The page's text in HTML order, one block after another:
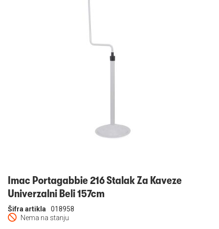
Imac Portagabbie 216 Stalak Za Kaveze
Univerzalni Beli 157cm
Nema na stanju
Šifra artikla 018958